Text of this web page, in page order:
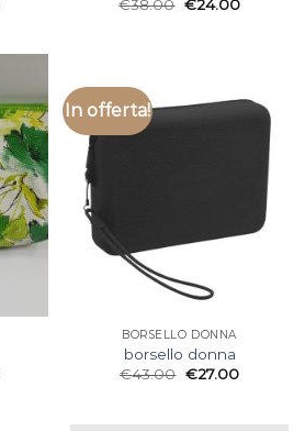
€38.00 €24.00
In offerta!
BORSELLO DONNA
borsello donna
€43.00 €27.00